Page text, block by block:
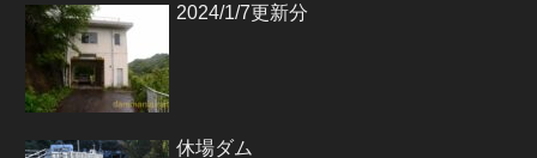
2024/1/7更新分
休場ダム